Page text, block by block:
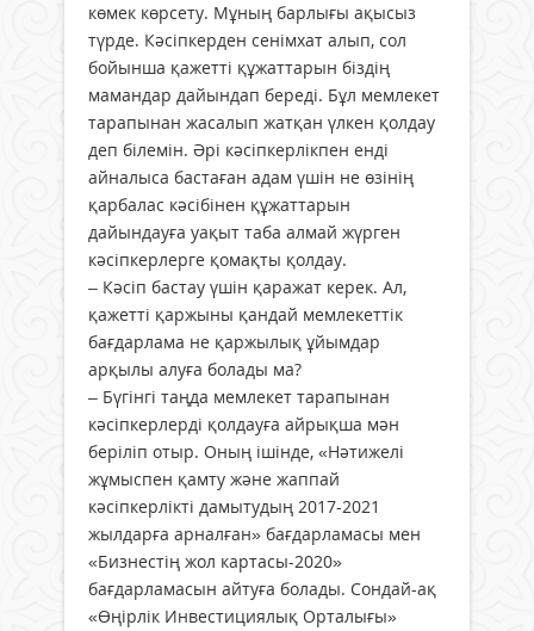
көмек көрсету. Мұның барлығы ақысыз
түрде. Кәсіпкерден сенімхат алып, сол
бойынша қажетті құжаттарын біздің
мамандар дайындап береді. Бұл мемлекет
тарапынан жасалып жатқан үлкен қолдау
деп білемін. Әрі кәсіпкерлікпен енді
айналыса бастаған адам үшін не өзінің
қарбалас кәсібінен құжаттарын
дайындауға уақыт таба алмай жүрген
кәсіпкерлерге қомақты қолдау.
– Кәсіп бастау үшін қаражат керек. Ал,
қажетті қаржыны қандай мемлекеттік
бағдарлама не қаржылық ұйымдар
арқылы алуға болады ма?
– Бүгінгі таңда мемлекет тарапынан
кәсіпкерлерді қолдауға айрықша мән
беріліп отыр. Оның ішінде, «Нәтижелі
жұмыспен қамту және жаппай
кәсіпкерлікті дамытудың 2017-2021
жылдарға арналған» бағдарламасы мен
«Бизнестің жол картасы-2020»
бағдарламасын айтуға болады. Сондай-ақ
«Өңірлік Инвестициялық Орталығы»